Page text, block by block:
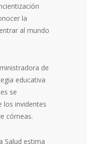
la
al mundo
de
educativa
se
los invidentes
córneas.
Salud estima